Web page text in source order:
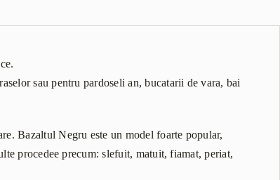
sau pentru pardoseli an, bucatarii de vara, bai
Bazaltul Negru este un model foarte popular,
procedee precum: slefuit, matuit, fiamat, periat,